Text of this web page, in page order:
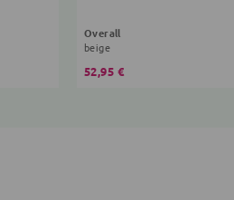
Overall
beige
52,95 €